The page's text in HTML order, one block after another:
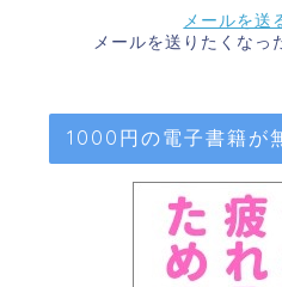
メールを送
メールを送りたくなっ
1000円の電子書籍が